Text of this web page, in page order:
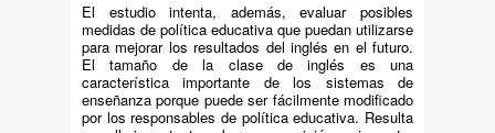
El estudio intenta, además, evaluar posibles
medidas de política educativa que puedan utilizarse
para mejorar los resultados del inglés en el futuro.
El tamaño de la clase de inglés es una
característica importante de los sistemas de
enseñanza porque puede ser fácilmente modificado
por los responsables de política educativa. Resulta